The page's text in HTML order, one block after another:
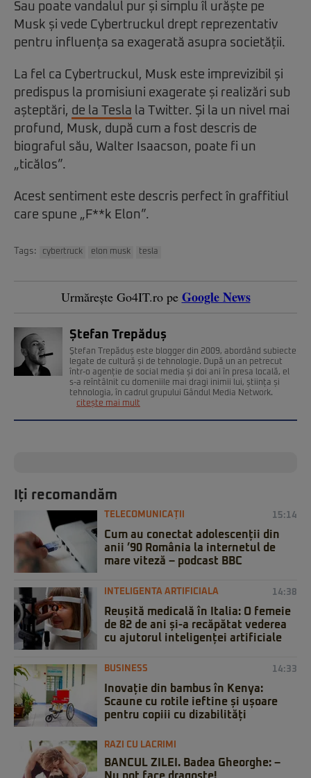
Sau poate vandalul pur și simplu îl urăște pe
Musk și vede Cybertruckul drept reprezentativ
pentru influența sa exagerată asupra societății.
La fel ca Cybertruckul, Musk este imprevizibil și
predispus la promisiuni exagerate și realizări sub
așteptări, de la Tesla la Twitter. Și la un nivel mai
profund, Musk, după cum a fost descris de
biograful său, Walter Isaacson, poate fi un
„ticălos”.
Acest sentiment este descris perfect în graffitiul
care spune „F**k Elon”.
Tags: cybertruck elon musk tesla
Urmărește Go4IT.ro pe Google News
Ștefan Trepăduș
Ştefan Trepăduș este blogger din 2009, abordând subiecte
legate de cultură și de tehnologie. După un an petrecut
într-o agenție de social media și doi ani în presa locală, el
s-a reîntâlnit cu domeniile mai dragi inimii lui, știința și
tehnologia, în cadrul grupului Gândul Media Network.
citește mai mult
Iți recomandăm
TELECOMUNICAȚII 15:14
Cum au conectat adolescenții din
anii ’90 România la internetul de
mare viteză – podcast BBC
INTELIGENTA ARTIFICIALA 14:38
Reușită medicală în Italia: O femeie
de 82 de ani și-a recăpătat vederea
cu ajutorul inteligenței artificiale
BUSINESS 14:33
Inovație din bambus în Kenya:
Scaune cu rotile ieftine și ușoare
pentru copiii cu dizabilități
RAZI CU LACRIMI
BANCUL ZILEI. Badea Gheorghe: –